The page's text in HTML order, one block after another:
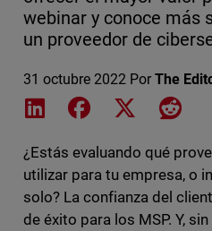
webinar y conoce más
un proveedor de
31 octubre 2022 Por The
Share on LinkedIn
Share on Facebook
Share on X
¿Estás evaluando qué
utilizar para tu empresa, o
solo? La confianza del
de éxito para los MSP. Y,